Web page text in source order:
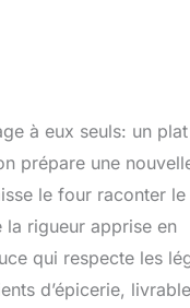
à eux seuls: un plat
prépare une
le four raconter le
la rigueur apprise en
qui respecte les
d’épicerie,